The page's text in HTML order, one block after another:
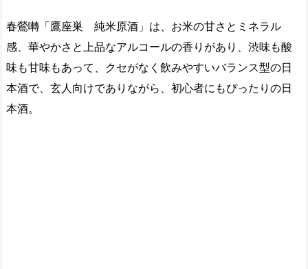
春鶯囀「鷹座巣 純米原酒」は、お米の甘さとミネラル
感、華やかさと上品なアルコールの香りがあり、渋味も酸
味も甘味もあって、クセがなく飲みやすいバランス型の日
本酒で、玄人向けでありながら、初心者にもぴったりの日
本酒。